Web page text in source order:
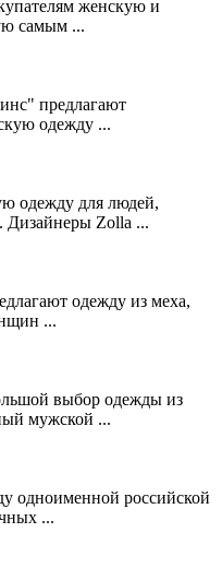
женскую и
самым ...
предлагают
одежду ...
одежду для людей,
Zolla ...
одежду из меха,
...
выбор одежды из
мужской ...
одноименной российской
...